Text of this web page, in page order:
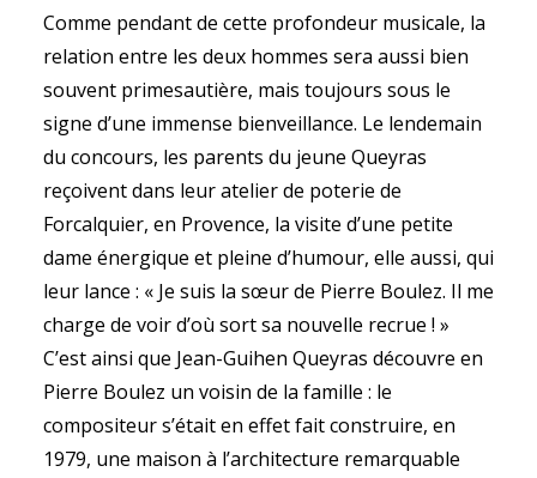
Comme pendant de cette profondeur musicale, la
relation entre les deux hommes sera aussi bien
souvent primesautière, mais toujours sous le
signe d’une immense bienveillance. Le lendemain
du concours, les parents du jeune Queyras
reçoivent dans leur atelier de poterie de
Forcalquier, en Provence, la visite d’une petite
dame énergique et pleine d’humour, elle aussi, qui
leur lance : « Je suis la sœur de Pierre Boulez. Il me
charge de voir d’où sort sa nouvelle recrue ! »
C’est ainsi que Jean-Guihen Queyras découvre en
Pierre Boulez un voisin de la famille : le
compositeur s’était en effet fait construire, en
1979, une maison à l’architecture remarquable